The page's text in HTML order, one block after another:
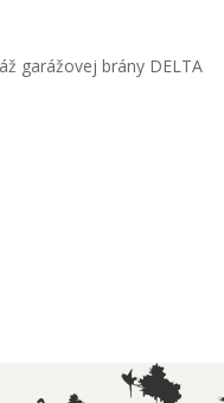
garážovej brány DELTA